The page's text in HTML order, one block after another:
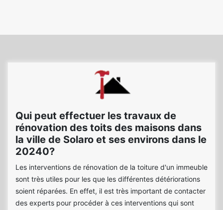
Qui peut effectuer les travaux de
rénovation des toits des maisons dans
la ville de Solaro et ses environs dans le
20240?
Les interventions de rénovation de la toiture d'un immeuble
sont très utiles pour les que les différentes détériorations
soient réparées. En effet, il est très important de contacter
des experts pour procéder à ces interventions qui sont